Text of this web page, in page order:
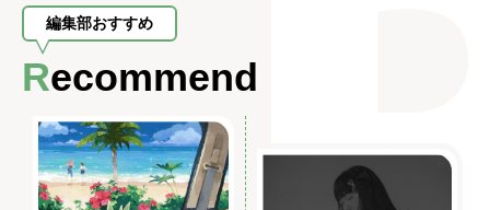
編集部おすすめ
Recommend